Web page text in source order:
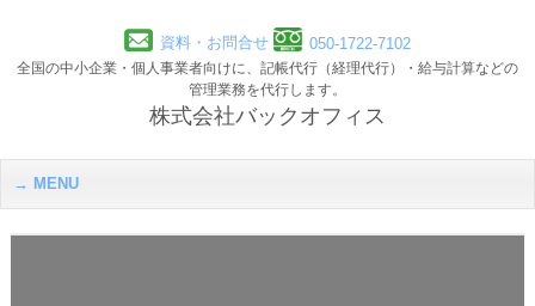
資料・お問合せ 050-1722-7102
全国の中小企業・個人事業者向けに、記帳代行（経理代行）・給与計算などの
管理業務を代行します。
株式会社バックオフィス
MENU